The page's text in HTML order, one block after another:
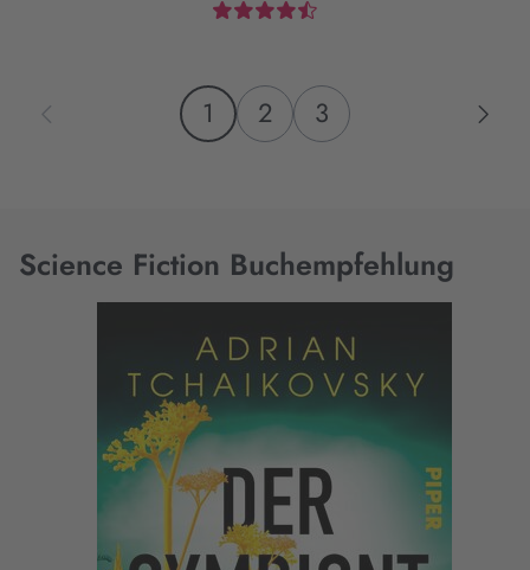
1 2 3
Science Fiction Buchempfehlung